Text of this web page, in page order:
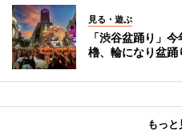
見る・遊ぶ
「渋谷盆踊り」
櫓、輪になり盆踊
もっと